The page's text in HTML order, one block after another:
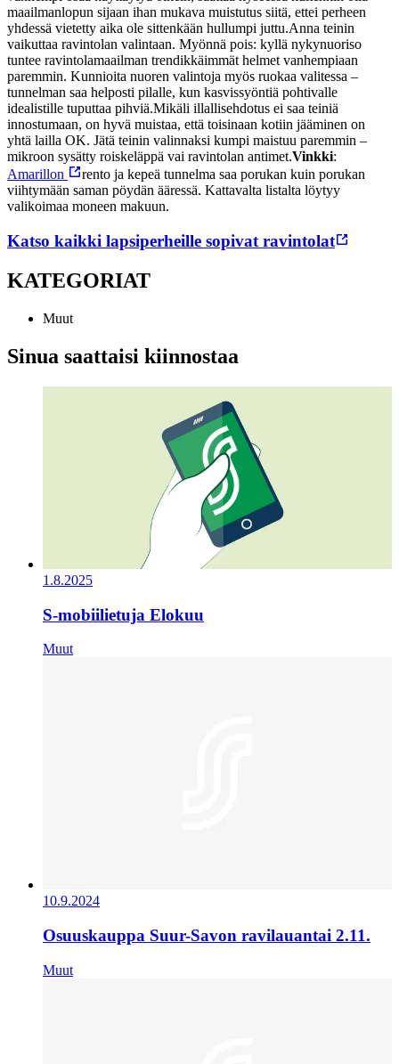
maailmanlopun sijaan ihan mukava muistutus siitä, ettei perheen
yhdessä vietetty aika ole sittenkään hullumpi juttu.Anna teinin
vaikuttaa ravintolan valintaan. Myönnä pois: kyllä nykynuoriso
tuntee ravintolamaailman trendikkäimmät helmet vanhempiaan
paremmin. Kunnioita nuoren valintoja myös ruokaa valitessa –
tunnelman saa helposti pilalle, kun kasvissyöntiä pohtivalle
idealistille tuputtaa pihviä.Mikäli illallisehdotus ei saa teiniä
innostumaan, on hyvä muistaa, että toisinaan kotiin jääminen on
yhtä lailla OK. Jätä teinin valinnaksi kumpi maistuu paremmin –
mikroon sysätty roiskeläppä vai ravintolan antimet.Vinkki:
Amarillon
rento ja kepeä tunnelma saa porukan kuin porukan
viihtymään saman pöydän ääressä. Kattavalta listalta löytyy
valikoimaa moneen makuun.
Katso kaikki lapsiperheille sopivat ravintolat
KATEGORIAT
Muut
Sinua saattaisi kiinnostaa
1.8.2025
S-mobiilietuja Elokuu
Muut
10.9.2024
Osuuskauppa Suur-Savon ravilauantai 2.11.
Muut